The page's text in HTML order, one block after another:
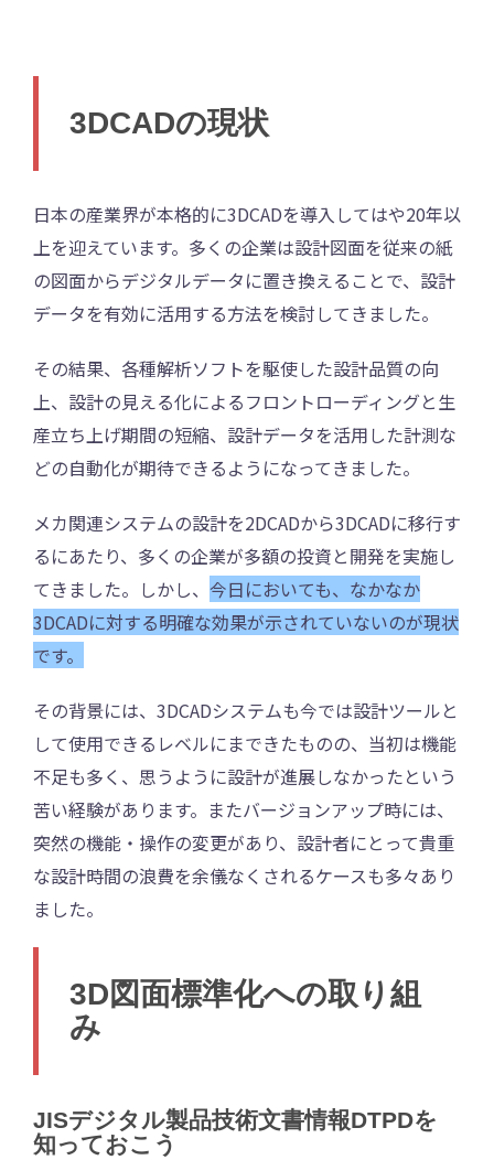
3DCADの現状
日本の産業界が本格的に3DCADを導入してはや20年以
上を迎えています。多くの企業は設計図面を従来の紙
の図面からデジタルデータに置き換えることで、設計
データを有効に活用する方法を検討してきました。
その結果、各種解析ソフトを駆使した設計品質の向
上、設計の見える化によるフロントローディングと生
産立ち上げ期間の短縮、設計データを活用した計測な
どの自動化が期待できるようになってきました。
メカ関連システムの設計を2DCADから3DCADに移行す
るにあたり、多くの企業が多額の投資と開発を実施し
てきました。しかし、 今日においても、なかなか
3DCADに対する明確な効果が示されていないのが現状
です。
その背景には、3DCADシステムも今では設計ツールと
して使用できるレベルにまできたものの、当初は機能
不足も多く、思うように設計が進展しなかったという
苦い経験があります。またバージョンアップ時には、
突然の機能・操作の変更があり、設計者にとって貴重
な設計時間の浪費を余儀なくされるケースも多々あり
ました。
3D図面標準化への取り組
み
JISデジタル製品技術文書情報DTPDを
知っておこう